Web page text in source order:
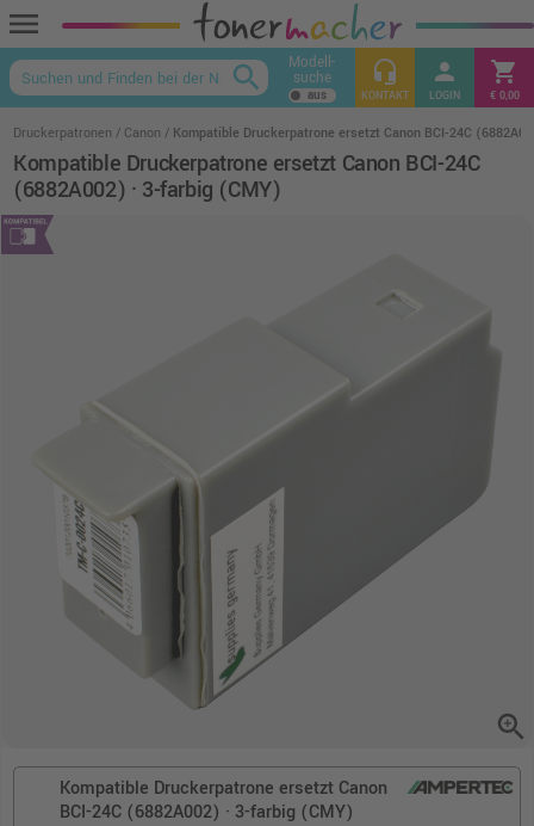
menu
keyboard_arrow_up
search Modell-
suche headset_mic
KONTAKT
person
LOGIN
shopping_cart
€ 0,00
Druckerpatronen Canon Kompatible Druckerpatrone ersetzt Canon BCI-24C
Kompatible Druckerpatrone ersetzt Canon BCI-24C
(6882A002) · 3-farbig (CMY)
zoom_in
Kompatible Druckerpatrone ersetzt Canon
BCI-24C (6882A002) · 3-farbig (CMY)